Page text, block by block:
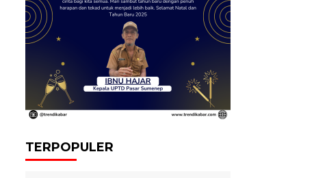
TERPOPULER